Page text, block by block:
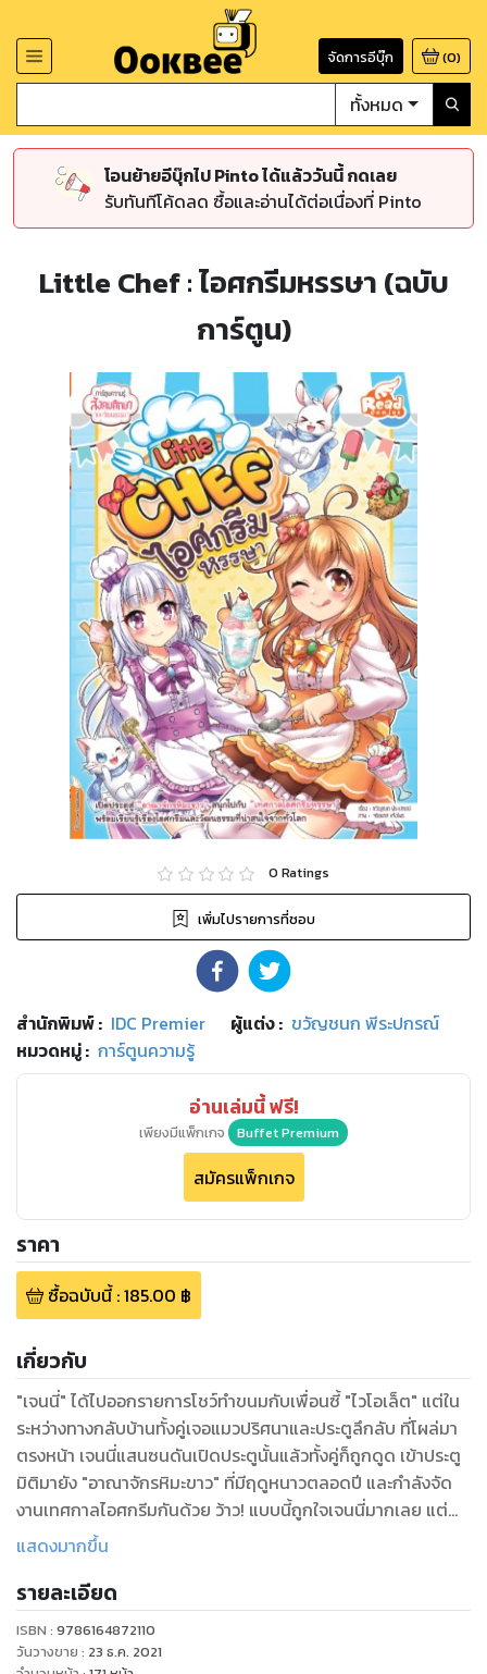
จัดการอีบุ๊ก (0)
ทั้งหมด
โอนย้ายอีบุ๊กไป Pinto ได้แล้ววันนี้ กดเลย
รับทันทีโค้ดลด ซื้อและอ่านได้ต่อเนื่องที่ Pinto
Little Chef : ไอศกรีมหรรษา (ฉบับ
การ์ตูน)
0 Ratings
เพิ่มไปรายการที่ชอบ
สำนักพิมพ์: IDC Premier ผู้แต่ง : ขวัญชนก พีระปกรณ์
หมวดหมู่: การ์ตูนความรู้
อ่านเล่มนี้ ฟรี!
เพียงมีแพ็กเกจ Buffet Premium
สมัครแพ็กเกจ
ราคา
ซื้อฉบับนี้:185.00 ฿
เกี่ยวกับ
"เจนนี่" ได้ไปออกรายการโชว์ทำขนมกับเพื่อนซี้ "ไวโอเล็ต" แต่ใน
ระหว่างทางกลับบ้านทั้งคู่เจอแมวปริศนาและประตูลึกลับ ที่โผล่มา
ตรงหน้า เจนนี่แสนซนดันเปิดประตูนั้นแล้วทั้งคู่ก็ถูกดูด เข้าประตู
มิติมายัง "อาณาจักรหิมะขาว" ที่มีฤดูหนาวตลอดปี และกำลังจัด
งานเทศกาลไอศกรีมกันด้วย ว้าว! แบบนี้ถูกใจเจนนี่มากเลย แต่
เรื่องไม่ได้มีแค่นั้น ทั้งสองได้พบกับ "เจ้าหญิงไอร่า" พร้อมเรื่องวุ่น
อาณาจักรแห่งนี้ เรื่องราวจะเป็นอย่างไรมาติดตามเอาใจช่วยสาว
น้อย Little Chef กันเลยค่ะ
แสดงมากขึ้น
รายละเอียด
ISBN : 9786164872110
วันวางขาย : 23 ธ.ค. 2021